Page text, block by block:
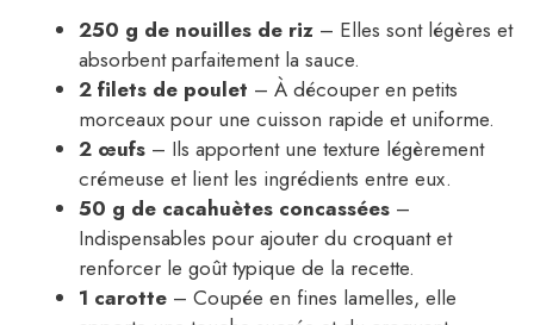
250 g de nouilles de riz – Elles sont légères et
absorbent parfaitement la sauce.
2 filets de poulet – À découper en petits
morceaux pour une cuisson rapide et uniforme.
2 œufs – Ils apportent une texture légèrement
crémeuse et lient les ingrédients entre eux.
50 g de cacahuètes concassées –
Indispensables pour ajouter du croquant et
renforcer le goût typique de la recette.
1 carotte – Coupée en fines lamelles, elle